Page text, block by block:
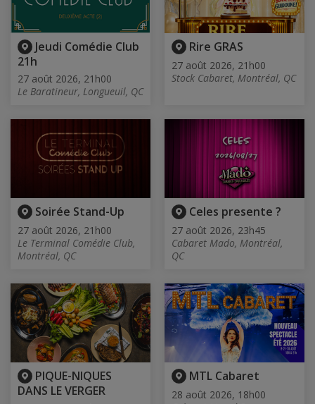
Jeudi Comédie Club
21h
27 août 2026, 21h00
Le Baratineur, Longueuil, QC
Rire GRAS
27 août 2026, 21h00
Stock Cabaret, Montréal, QC
Soirée Stand-Up
27 août 2026, 21h00
Le Terminal Comédie Club,
Montréal, QC
Celes presente ?
27 août 2026, 23h45
Cabaret Mado, Montréal,
QC
PIQUE-NIQUES
DANS LE VERGER
MTL Cabaret
28 août 2026, 18h00